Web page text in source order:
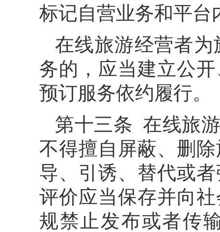
标记自营业务和平台
在线旅游经营者
务的，应当建立公
预订服务依约履行。
第十三条 在线旅
不得擅自屏蔽、删
导、引诱、替代或
评价应当保存并向
规禁止发布或者传